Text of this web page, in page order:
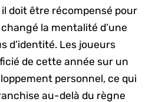
doit être récompensé pour
la mentalité d’une
d’identité. Les joueurs
de cette année sur un
personnel, ce qui
au-delà du règne